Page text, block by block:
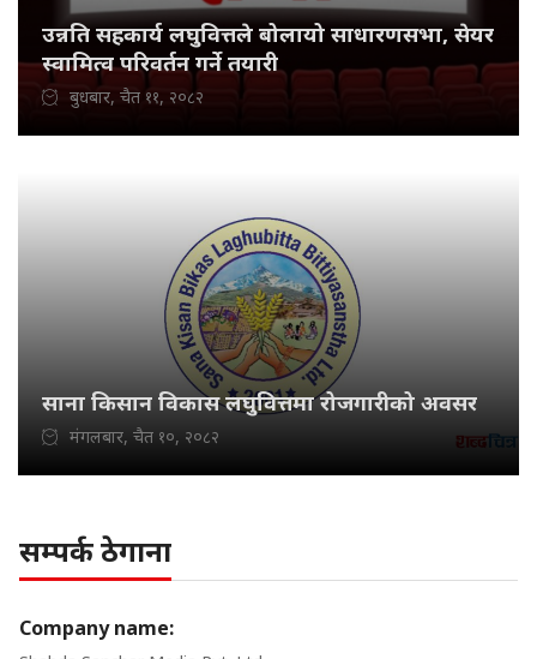
उन्नति सहकार्य लघुवित्तले बोलायो साधारणसभा, सेयर
स्वामित्व परिवर्तन गर्ने तयारी
बुधबार, चैत ११, २०८२
साना किसान विकास लघुवित्तमा रोजगारीको अवसर
मंगलबार, चैत १०, २०८२
सम्पर्क ठेगाना
Company name: